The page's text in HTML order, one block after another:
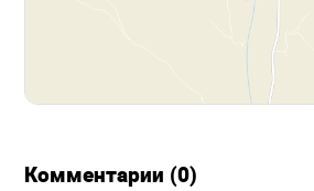
Комментарии (0)